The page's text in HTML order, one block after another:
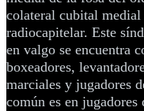
colateral cubital
radiocapitelar. Este
en valgo se encuentra
boxeadores,
marciales y jugadores
común es en jugadores